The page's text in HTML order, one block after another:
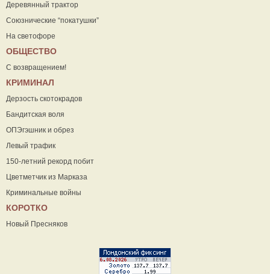
Деревянный трактор
Союзнические “покатушки”
На светофоре
ОБЩЕСТВО
С возвращением!
КРИМИНАЛ
Дерзость скотокрадов
Бандитская воля
ОПЭгэшник и обрез
Левый трафик
150-летний рекорд побит
Цветметчик из Марказа
Криминальные войны
КОРОТКО
Новый Пресняков